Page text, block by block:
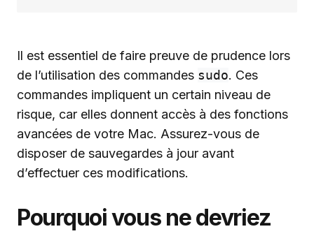
Il est essentiel de faire preuve de prudence lors
de l’utilisation des commandes sudo. Ces
commandes impliquent un certain niveau de
risque, car elles donnent accès à des fonctions
avancées de votre Mac. Assurez-vous de
disposer de sauvegardes à jour avant
d’effectuer ces modifications.
Pourquoi vous ne devriez